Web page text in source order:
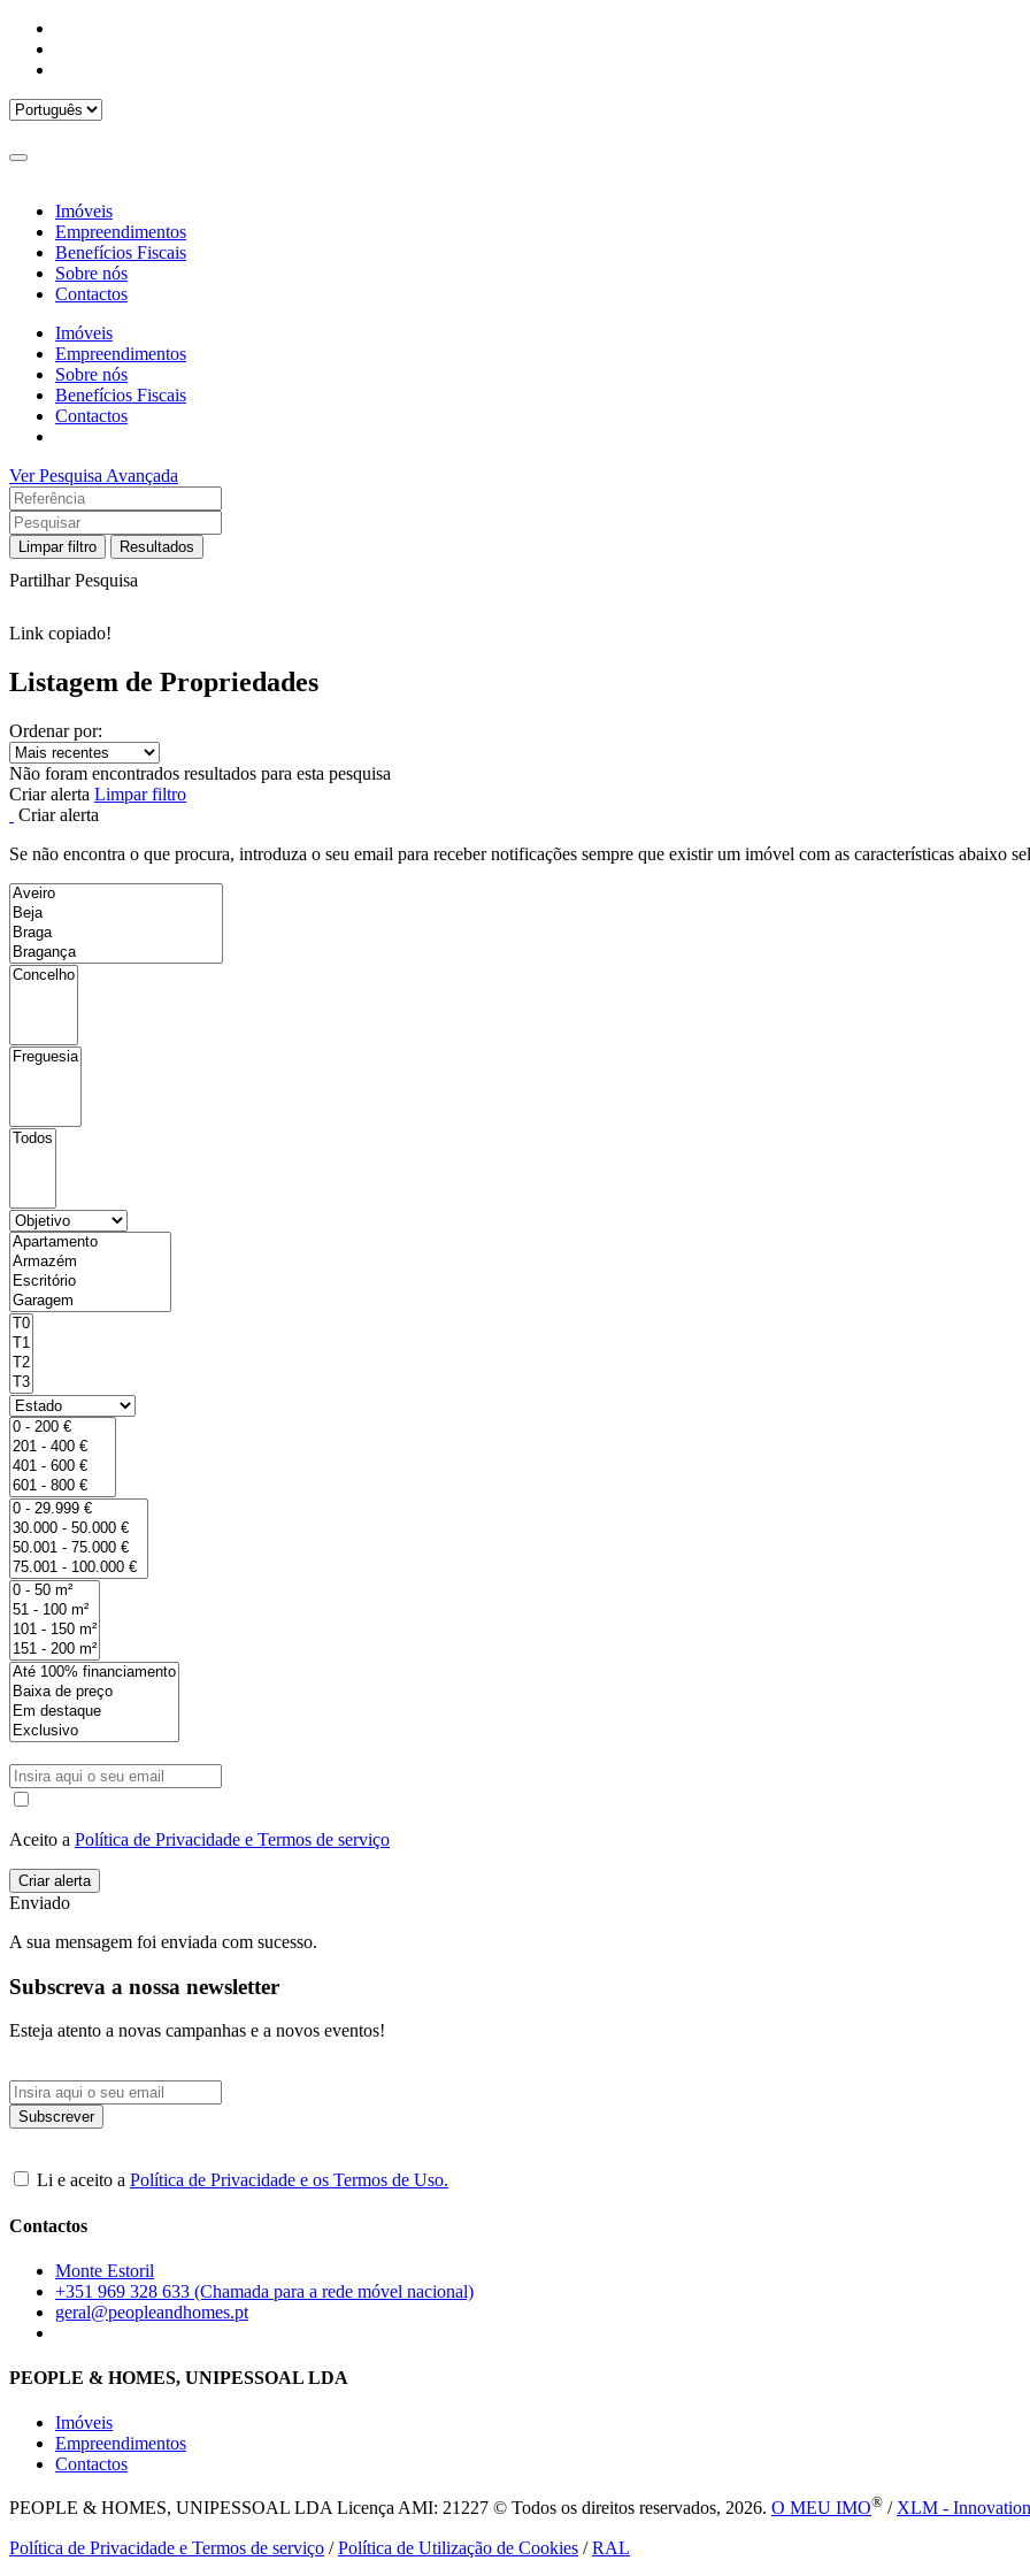
Imóveis
Empreendimentos
Benefícios Fiscais
Sobre nós
Contactos
Imóveis
Empreendimentos
Sobre nós
Benefícios Fiscais
Contactos
Ver Pesquisa Avançada
Limpar filtro Resultados
Partilhar Pesquisa
Link copiado!
Listagem de Propriedades
Ordenar por:
Não foram encontrados resultados para esta pesquisa
Criar alerta Limpar filtro
Criar alerta
Se não encontra o que procura, introduza o seu email para receber notificações sempre que existir um imóvel com as características abaixo
Aceito a Política de Privacidade e Termos de serviço
Enviado
A sua mensagem foi enviada com sucesso.
Subscreva a nossa newsletter
Esteja atento a novas campanhas e a novos eventos!
Li e aceito a Política de Privacidade e os Termos de Uso.
Contactos
Monte Estoril
+351 969 328 633 (Chamada para a rede móvel nacional)
geral@peopleandhomes.pt
PEOPLE & HOMES, UNIPESSOAL LDA
Imóveis
Empreendimentos
Contactos
PEOPLE & HOMES, UNIPESSOAL LDALicença AMI: 21227 © Todos os direitos reservados, 2026. O MEU IMO® /XLM -
Política de Privacidade e Termos de serviço /Política de Utilização de Cookies /RAL